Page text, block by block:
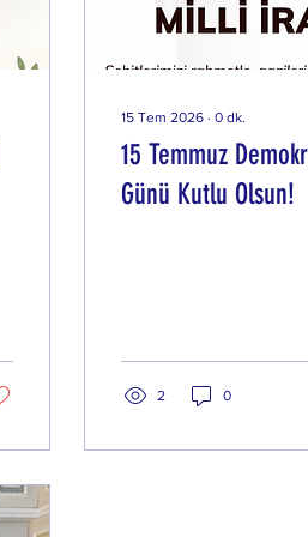
15 Tem 2026 ∙ 0 dk.
15 Temmuz
Günü Kutlu Olsun!
2 0